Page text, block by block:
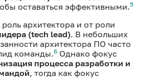
оставаться эффективными.5
роль архитектора и от роли
(tech lead). В небольших
архитектора ПО часто
команды.6 Однако фокус
процесса разработки и
, тогда как фокус